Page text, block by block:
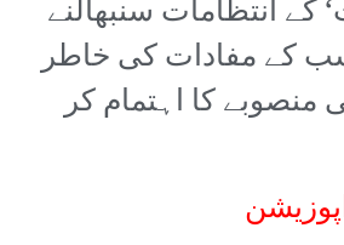
انتظامات سنبھالنے
کے مفادات کی خاطر
کا اہتمام کر